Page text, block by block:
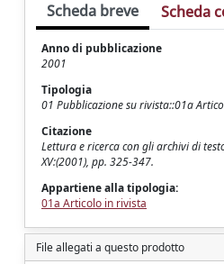
Scheda breve Scheda
Anno di pubblicazione
2001
Tipologia
01 Pubblicazione su rivista::01a
Citazione
Lettura e ricerca con gli archivi di testo
XV:(2001), pp. 325-347.
Appartiene alla tipologia:
01a Articolo in rivista
File allegati a questo prodotto